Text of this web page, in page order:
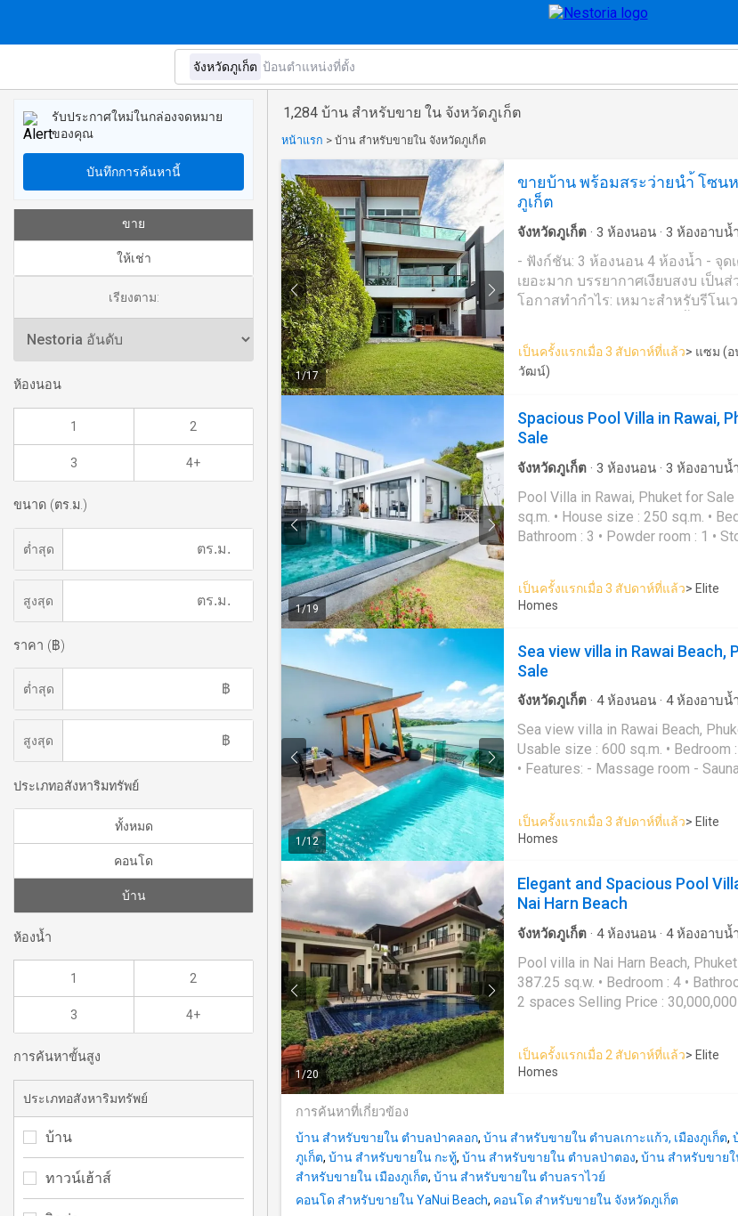
1,284 บ้าน สำหรับขาย ใน จังหวัดภูเก็ต
หน้าแรก > บ้าน สำหรับขายใน จังหวัดภูเก็ต
1/17
ขายบ้าน พร้อมสระว่ายนำ้ โซน
ภูเก็ต
จังหวัดภูเก็ต · 3 ห้องนอน · 3 ห้องอาบน้ำ
อากาศ · ระเบียง ครัวแบบผสมผสาน
ลาน·สระว่ายน้ำ·ลานระเบียง· น้ำ·
- ฟังก์ชัน: 3 ห้องนอน 4 ห้องน้ำ - จุด
เยอะมาก บรรยากาศเงียบสงบ เป็นส่
โอกาสทำกำไร: เหมาะสำหรับรีโนเ
เป็นครั้งแรกเมื่อ 3 สัปดาห์ที่แล้ว> แซม (อ
วัฒน์)
1/19
Spacious Pool Villa in Rawai,
Sale
จังหวัดภูเก็ต · 3 ห้องนอน · 3 ห้องอาบน้ำ
Pool Villa in Rawai, Phuket for Sale • Land area : 435
sq.m. • House size : 250 sq.m. • Bedroom : 3 •
Bathroom : 3 • Powder room : 1 • Storey : 2 • Parking :
information, please feel free to contact
(+66) 6388 2---- Email: con----
Website: www.elitehomes.c----
เป็นครั้งแรกเมื่อ 3 สัปดาห์ที่แล้ว> Elite
Homes
1 /12
Sea view villa in Rawai Beach,
Sale
จังหวัดภูเก็ต · 4ห้องนอน · 4ห้องอาบน้ำ
Sea view villa in Rawai Beach,
Usable size : 600 sq.m. • Bedroom : 4 • Bathroom : 4
• Features: - Massage room -
Infinity LED swimming pool -
automation system - Smart curtain
German appliances - Bosch
bedroom Ready to move-in Selling Price :
33,000,000 THB Down from
Transfer fee 50/50 For more information, please
feel free to contact us Work: (+66) 6388 2---- Email:
con----@elitehomes.co.th Line:
Whatsapp: (+66) 6388 2----
www.elitehomes.c----
เป็นครั้งแรกเมื่อ 3 สัปดาห์ที่แล้ว> Elite
Homes
1/20
Elegant and Spacious Pool
Nai Harn Beach
จังหวัดภูเก็ต · 4ห้องนอน · 4ห้องอาบน้ำ
Pool villa in Nai Harn Beach, Phuket for
387.25 sq.w. • Bedroom : 4 • Bathroom : 4 • Parking :
2 spaces Selling Price : 30,000,000 THB Transfer
@elitehomes.co.th Line:
Whatsapp: (+66) 6388 2---- Website:
เป็นครั้งแรกเมื่อ 2 สัปดาห์ที่แล้ว> Elite
Homes
การค้นหาที่เกี่ยวข้อง
บ้าน สำหรับขายใน ตำบลป่าคลอก, บ้าน สำหรับขายใน ตำบลเกาะแก้ว, เมืองภูเก็ต,
ภูเก็ต, บ้าน สำหรับขายใน กะทู้, บ้าน สำหรับขายใน ตำบลป่าตอง, บ้าน สำหรับขาย
สำหรับขายใน เมืองภูเก็ต, บ้าน สำหรับขายใน ตำบลราไวย์
คอนโด สำหรับขายใน YaNui Beach, คอนโด สำหรับขายใน จังหวัดภูเก็ต
รับประกาศใหม่ในกล่องจดหมาย
ของคุณ
บันทึกการค้นหานี้
ขาย
ให้เช่า
เรียงตาม:
ห้องนอน
1 2
3 4+
ขนาด (ตร.ม.)
ต่ำสุด
สูงสุด
ราคา (฿)
ต่ำสุด
สูงสุด
ประเภทอสังหาริมทรัพย์
ทั้งหมด
คอนโด
บ้าน
ห้องน้ำ
1 2
3 4+
การค้นหาขั้นสูง
ประเภทอสังหาริมทรัพย์
บ้าน
ทาวน์เฮ้าส์